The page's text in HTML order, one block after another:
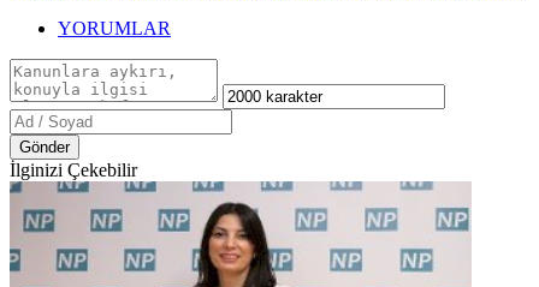
YORUMLAR
Gönder
İlginizi Çekebilir